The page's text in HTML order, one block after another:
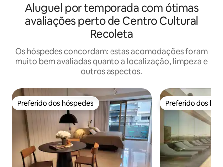
Aluguel por temporada com ótimas
avaliações perto de Centro Cultural
Recoleta
Os hóspedes concordam: estas acomodações foram
muito bem avaliadas quanto a localização, limpeza e
outros aspectos.
Preferido dos hóspedes
Preferido dos hóspedes Preferido dos
Preferido dos